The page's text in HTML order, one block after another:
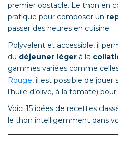
premier obstacle. Le thon en
pratique pour composer un
passer des heures en cuisine.
Polyvalent et accessible, il
du déjeuner léger à la
gammes variées comme
Rouge, il est possible de jouer
l’huile d’olive, à la tomate)
Voici 15 idées de recettes
le thon intelligemment dans